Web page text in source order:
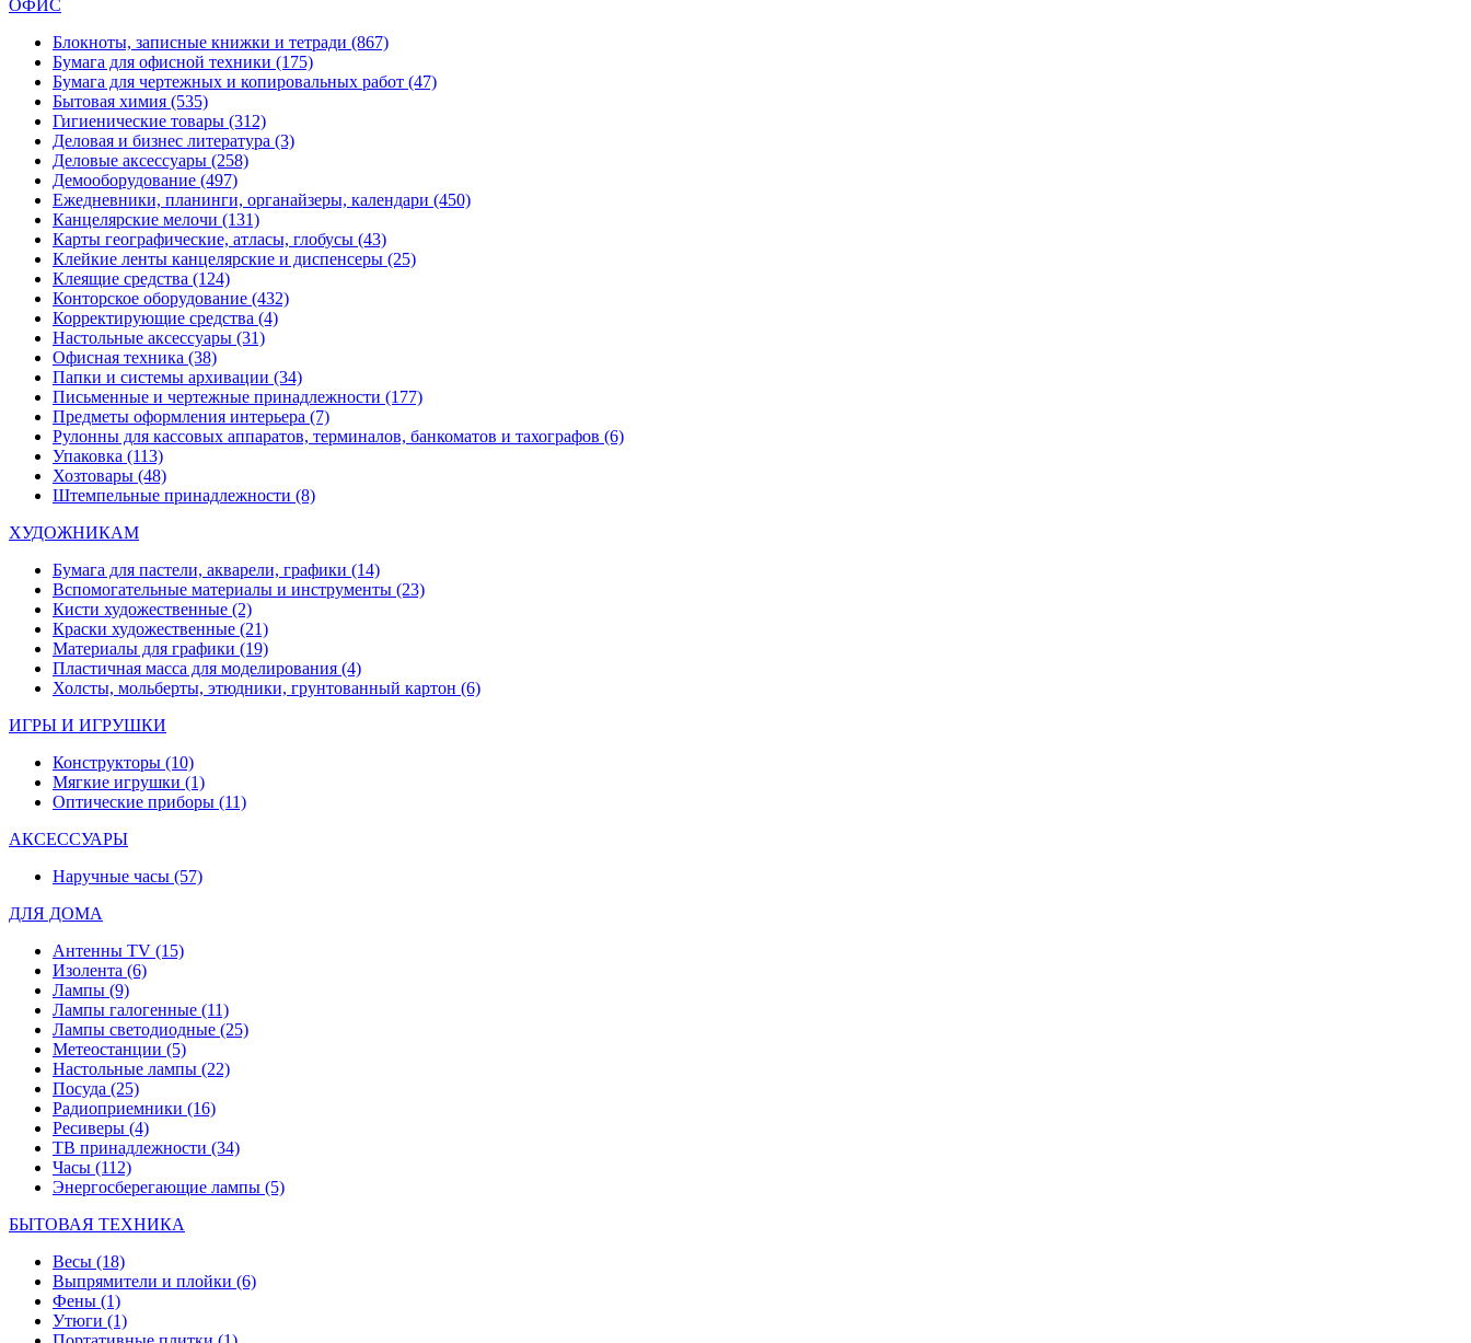
ОФИС
Блокноты, записные книжки и тетради (867)
Бумага для офисной техники (175)
Бумага для чертежных и копировальных работ (47)
Бытовая химия (535)
Гигиенические товары (312)
Деловая и бизнес литература (3)
Деловые аксессуары (258)
Демооборудование (497)
Ежедневники, планинги, органайзеры, календари (450)
Канцелярские мелочи (131)
Карты географические, атласы, глобусы (43)
Клейкие ленты канцелярские и диспенсеры (25)
Клеящие средства (124)
Конторское оборудование (432)
Корректирующие средства (4)
Настольные аксессуары (31)
Офисная техника (38)
Папки и системы архивации (34)
Письменные и чертежные принадлежности (177)
Предметы оформления интерьера (7)
Рулонны для кассовых аппаратов, терминалов, банкоматов и тахографов (6)
Упаковка (113)
Хозтовары (48)
Штемпельные принадлежности (8)
ХУДОЖНИКАМ
Бумага для пастели, акварели, графики (14)
Вспомогательные материалы и инструменты (23)
Кисти художественные (2)
Краски художественные (21)
Материалы для графики (19)
Пластичная масса для моделирования (4)
Холсты, мольберты, этюдники, грунтованный картон (6)
ИГРЫ И ИГРУШКИ
Конструкторы (10)
Мягкие игрушки (1)
Оптические приборы (11)
АКСЕССУАРЫ
Наручные часы (57)
ДЛЯ ДОМА
Антенны TV (15)
Изолента (6)
Лампы (9)
Лампы галогенные (11)
Лампы светодиодные (25)
Метеостанции (5)
Настольные лампы (22)
Посуда (25)
Радиоприемники (16)
Ресиверы (4)
ТВ принадлежности (34)
Часы (112)
Энергосберегающие лампы (5)
БЫТОВАЯ ТЕХНИКА
Весы (18)
Выпрямители и плойки (6)
Фены (1)
Утюги (1)